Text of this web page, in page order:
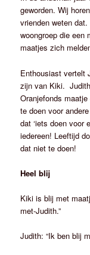
geworden. Wij
vrienden weten
woongroep die een
maatjes zich
Enthousiast vertelt
zijn van Kiki.
Oranjefonds
te doen voor
dat ‘iets doen voor
iedereen! Leeftijd
dat niet te doen!
Heel blij
Kiki is blij met
met-Judith.”
Judith: “Ik ben blij